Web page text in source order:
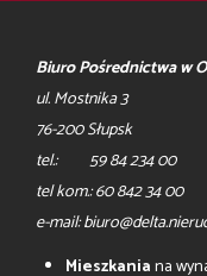
Biuro Pośrednictwa w
ul. Mostnika 3
76-200 Słupsk
tel.: 59 84 234 00
tel kom.: 60 842 34 00
e-mail:
Mieszkaniana